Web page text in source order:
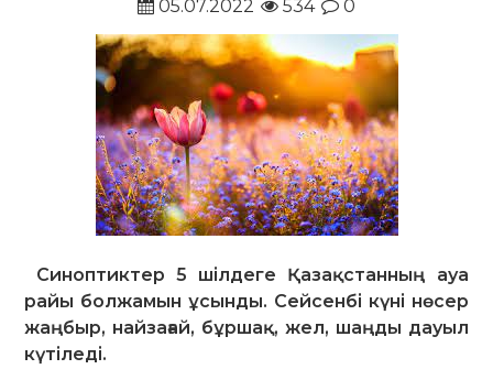
05.07.2022
534 0
Синоптиктер 5 шілдеге Қазақстанның ауа
райы болжамын ұсынды. Сейсенбі күні нөсер
жаңбыр, найзағай, бұршақ, жел, шаңды дауыл
күтіледі.